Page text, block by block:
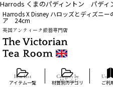
Harrods くまのパディントン パデ
Harrods X Disney ハロッズとディズニ
ア 24cm
英国アンティーク銀器専門店
アイテム一覧 材質別カテゴリ ご利